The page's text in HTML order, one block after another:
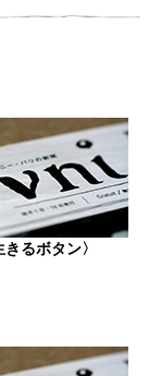
きるボタン〉